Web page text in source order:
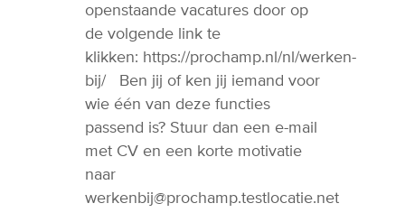
openstaande vacatures door op
de volgende link te
klikken: https://prochamp.nl/nl/werken-
bij/ Ben jij of ken jij iemand voor
wie één van deze functies
passend is? Stuur dan een e-mail
met CV en een korte motivatie
naar
werkenbij@prochamp.testlocatie.net